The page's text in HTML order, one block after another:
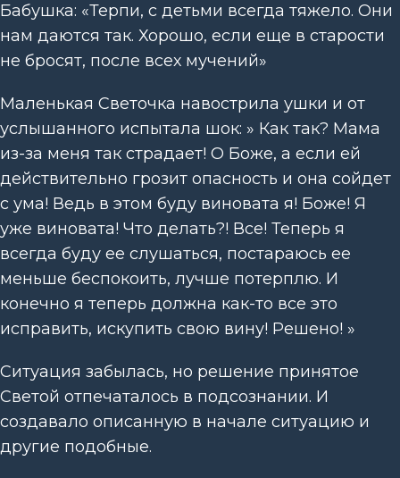
Бабушка: «Терпи, с детьми всегда тяжело. Они
нам даются так. Хорошо, если еще в старости
не бросят, после всех мучений»
Маленькая Светочка навострила ушки и от
услышанного испытала шок: » Как так? Мама
из-за меня так страдает! О Боже, а если ей
действительно грозит опасность и она сойдет
с ума! Ведь в этом буду виновата я! Боже! Я
уже виновата! Что делать?! Все! Теперь я
всегда буду ее слушаться, постараюсь ее
меньше беспокоить, лучше потерплю. И
конечно я теперь должна как-то все это
исправить, искупить свою вину! Решено! »
Ситуация забылась, но решение принятое
Светой отпечаталось в подсознании. И
создавало описанную в начале ситуацию и
другие подобные.